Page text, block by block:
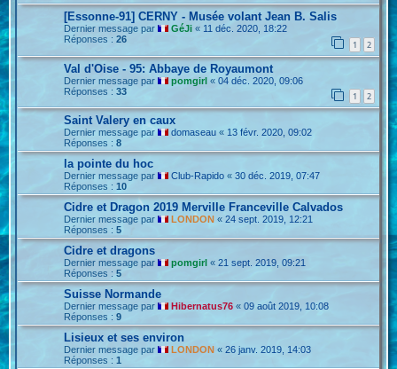
[Essonne-91] CERNY - Musée volant Jean B. Salis
Dernier message par GéJi « 11 déc. 2020, 18:22
Réponses :26 1 2
Val d'Oise - 95: Abbaye de Royaumont
Dernier message par pomgirl «04 déc. 2020, 09:06
Réponses :33 1 2
Saint Valery en caux
Dernier message par domaseau «13 févr. 2020, 09:02
Réponses :8
la pointe du hoc
Dernier message par Club-Rapido «30 déc. 2019, 07:47
Réponses :10
Cidre et Dragon 2019 Merville Franceville Calvados
Dernier message par LONDON «24 sept. 2019, 12:21
Réponses :5
Cidre et dragons
Dernier message par pomgirl «21 sept. 2019, 09:21
Réponses :5
Suisse Normande
Dernier message par Hibernatus76 «09 août 2019, 10:08
Réponses :9
Lisieux et ses environ
Dernier message par LONDON «26 janv. 2019, 14:03
Réponses :1